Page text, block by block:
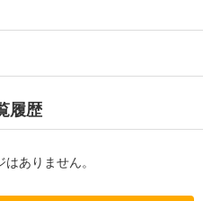
履歴
ありません。